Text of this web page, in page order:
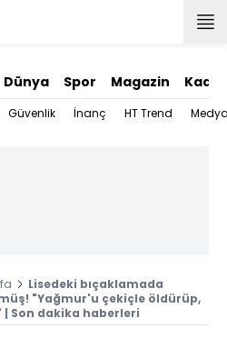
Dünya Spor Magazin Kadın
Güvenlik İnanç HT Trend
Lisedeki bıçaklamada
"Yağmur'u çekiçle öldürüp,
Son dakika haberleri